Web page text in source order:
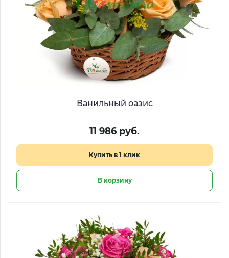
Ванильный оазис
11 986 руб.
Купить в 1 клик
В корзину